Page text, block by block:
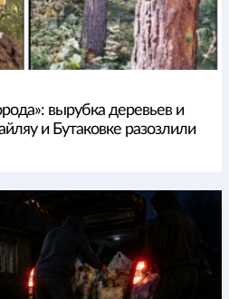
вырубка деревьев и
и Бутаковке разозлили